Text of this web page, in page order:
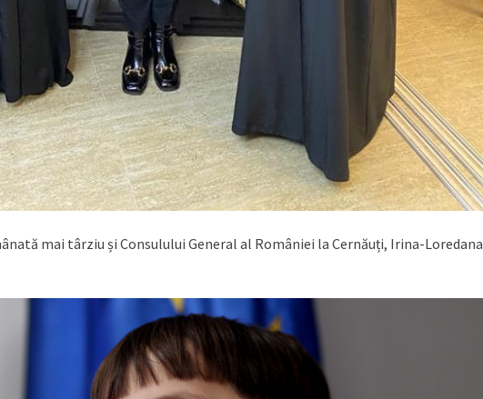
mai târziu și Consulului General al României la Cernăuți, Irina-Loredana